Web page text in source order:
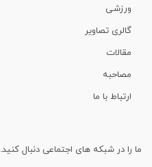
ورزشی
گالری تصاویر
مقالات
مصاحبه
ارتباط با ما
ما را در شبکه های اجتماعی دنبال کنید.